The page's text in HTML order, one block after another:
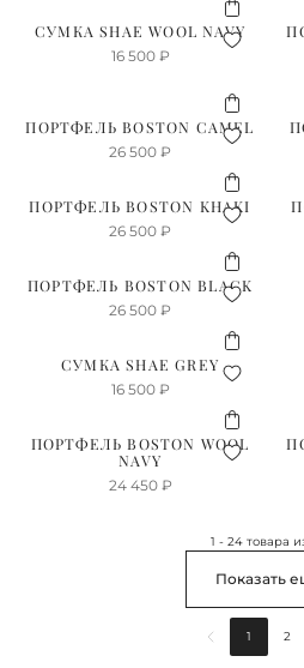
СУМКА SHAE WOOL NAVY
16 500 ₽
ПОРТФЕЛЬ BOSTON CAMEL
26 500 ₽
ПОРТФЕЛЬ BOSTON KHAKI
26 500 ₽
ПОРТФЕЛЬ BOSTON BLACK
26 500 ₽
СУМКА SHAE GREY
16 500 ₽
ПОРТФЕЛЬ BOSTON WOOL
NAVY
24 450 ₽
1 - 24 товара
Показать
1 2